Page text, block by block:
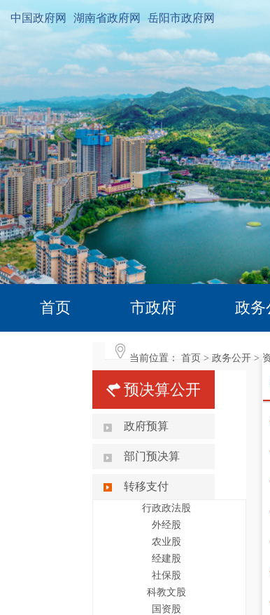
中国政府网 湖南省政府网 岳阳市政府网
首页 市政府 政务
当前位置： 首页 > 政务公开>
预决算公开
政府预算
部门预决算
转移支付
行政政法股
外经股
农业股
经建股
社保股
科教文股
国资股